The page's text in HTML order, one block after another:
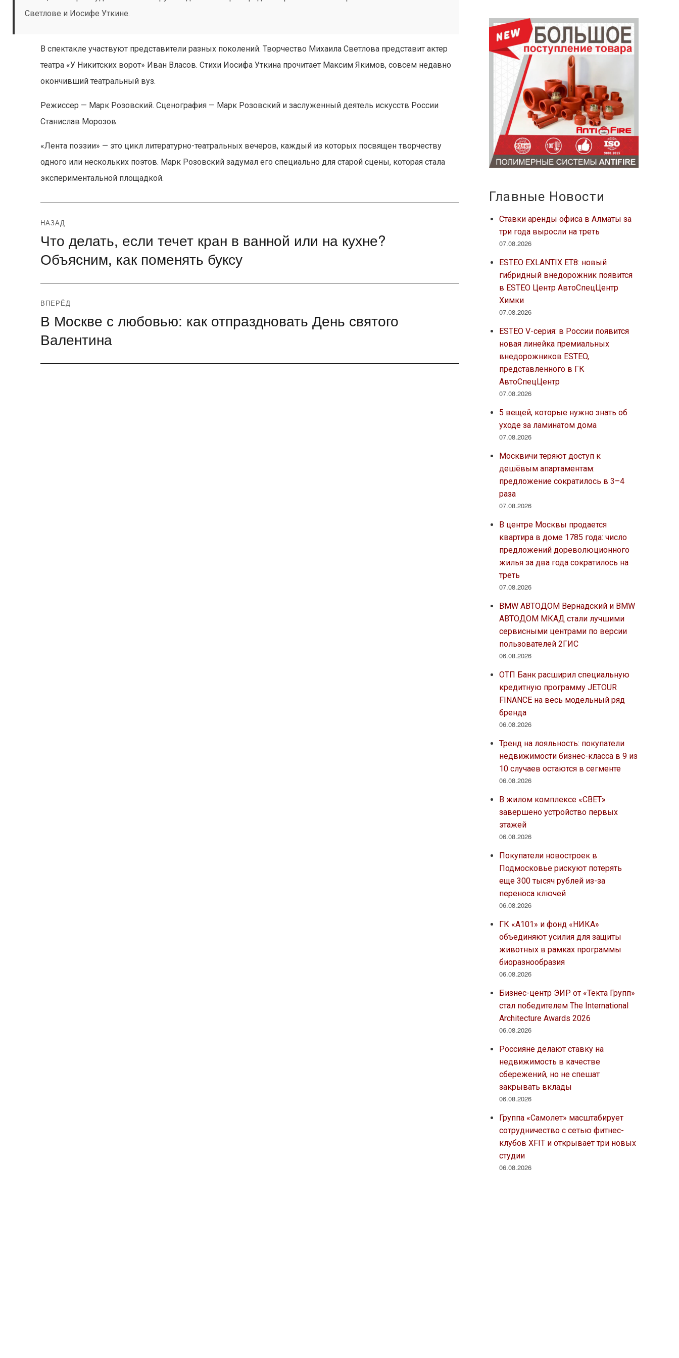
Светлове и Иосифе Уткине.
В спектакле участвуют представители разных поколений. Творчество Михаила Светлова представит актер
театра «У Никитских ворот» Иван Власов. Стихи Иосифа Уткина прочитает Максим Якимов, совсем недавно
окончивший театральный вуз.
Режиссер — Марк Розовский. Сценография — Марк Розовский и заслуженный деятель искусств России
Станислав Морозов.
«Лента поэзии» — это цикл литературно-театральных вечеров, каждый из которых посвящен творчеству
одного или нескольких поэтов. Марк Розовский задумал его специально для старой сцены, которая стала
экспериментальной площадкой.
Навигация
по
записям
НАЗАД
Предыдущая
запись:
Что делать, если течет кран в ванной или на кухне?
Объясним, как поменять буксу
ВПЕРЁД
Следующая
В Москве с любовью: как отпраздновать День святого
Валентина
Главные Новости
Ставки аренды офиса в Алматы за
три года выросли на треть
07.08.2026
ESTEO EXLANTIX ET8: новый
гибридный внедорожник появится
в ESTEO Центр АвтоСпецЦентр
Химки
07.08.2026
ESTEO V-серия: в России появится
новая линейка премиальных
внедорожников ESTEO,
представленного в ГК
АвтоСпецЦентр
07.08.2026
5 вещей, которые нужно знать об
уходе за ламинатом дома
07.08.2026
Москвичи теряют доступ к
дешёвым апартаментам:
предложение сократилось в 3–4
раза
07.08.2026
В центре Москвы продается
квартира в доме 1785 года: число
предложений дореволюционного
жилья за два года сократилось на
треть
07.08.2026
BMW АВТОДОМ Вернадский и BMW
АВТОДОМ МКАД стали лучшими
сервисными центрами по версии
пользователей 2ГИС
06.08.2026
ОТП Банк расширил специальную
кредитную программу JETOUR
FINANCE на весь модельный ряд
бренда
06.08.2026
Тренд на лояльность: покупатели
недвижимости бизнес-класса в 9 из
10 случаев остаются в сегменте
06.08.2026
В жилом комплексе «СВЕТ»
завершено устройство первых
этажей
06.08.2026
Покупатели новостроек в
Подмосковье рискуют потерять
еще 300 тысяч рублей из-за
переноса ключей
06.08.2026
ГК «А101» и фонд «НИКА»
объединяют усилия для защиты
животных в рамках программы
биоразнообразия
06.08.2026
Бизнес-центр ЭИР от «Текта Групп»
стал победителем The International
Architecture Awards 2026
06.08.2026
Россияне делают ставку на
недвижимость в качестве
сбережений, но не спешат
закрывать вклады
06.08.2026
Группа «Самолет» масштабирует
сотрудничество с сетью фитнес-
клубов XFIT и открывает три новых
студии
06.08.2026